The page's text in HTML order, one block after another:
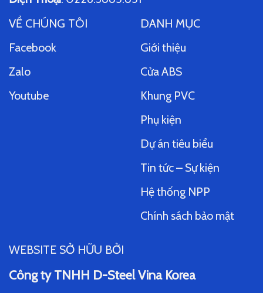
VỀ CHÚNG TÔI
Facebook
Zalo
Youtube
DANH MỤC
Giới thiệu
Cửa ABS
Khung PVC
Phụ kiện
Dự án tiêu biểu
Tin tức – Sự kiện
Hệ thống NPP
Chính sách bảo mật
WEBSITE SỞ HỮU BỞI
Công ty TNHH D-Steel Vina Korea